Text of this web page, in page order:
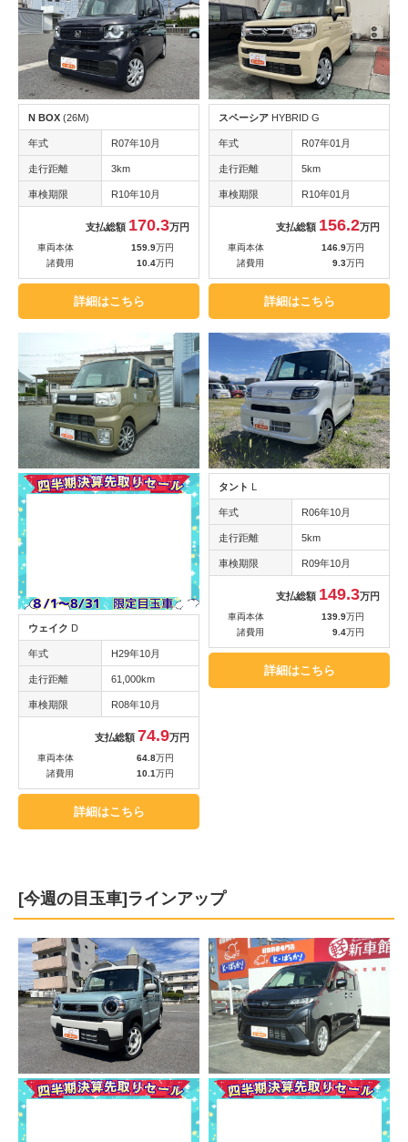
N BOX (26M)
年式 R07年10月
走行距離 3km
車検期限 R10年10月
支払総額 170.3万円
車両本体 159.9万円
諸費用
10.4万円
詳細はこちら
スペーシア HYBRID G
年式 R07年01月
走行距離 5km
車検期限 R10年01月
支払総額 156.2万円
車両本体 146.9万円
諸費用
9.3万円
詳細はこちら
ウェイク D
年式 H29年10月
走行距離 61,000km
車検期限 R08年10月
支払総額 74.9万円
車両本体 64.8万円
諸費用
10.1万円
詳細はこちら
タント
年式 R06年10月
走行距離 5km
車検期限 R09年10月
支払総額 149.3万円
車両本体 139.9万円
諸費用
9.4万円
詳細はこちら
[今週の目玉車]ラインアップ